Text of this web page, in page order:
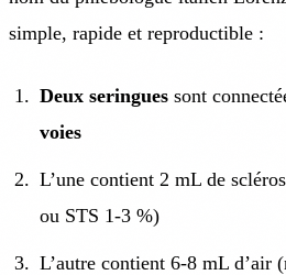
simple, rapide et reproductible :
Deux seringues sont
voies
L’une contient 2 mL de
ou STS 1-3 %)
L’autre contient 6-8 mL d’air